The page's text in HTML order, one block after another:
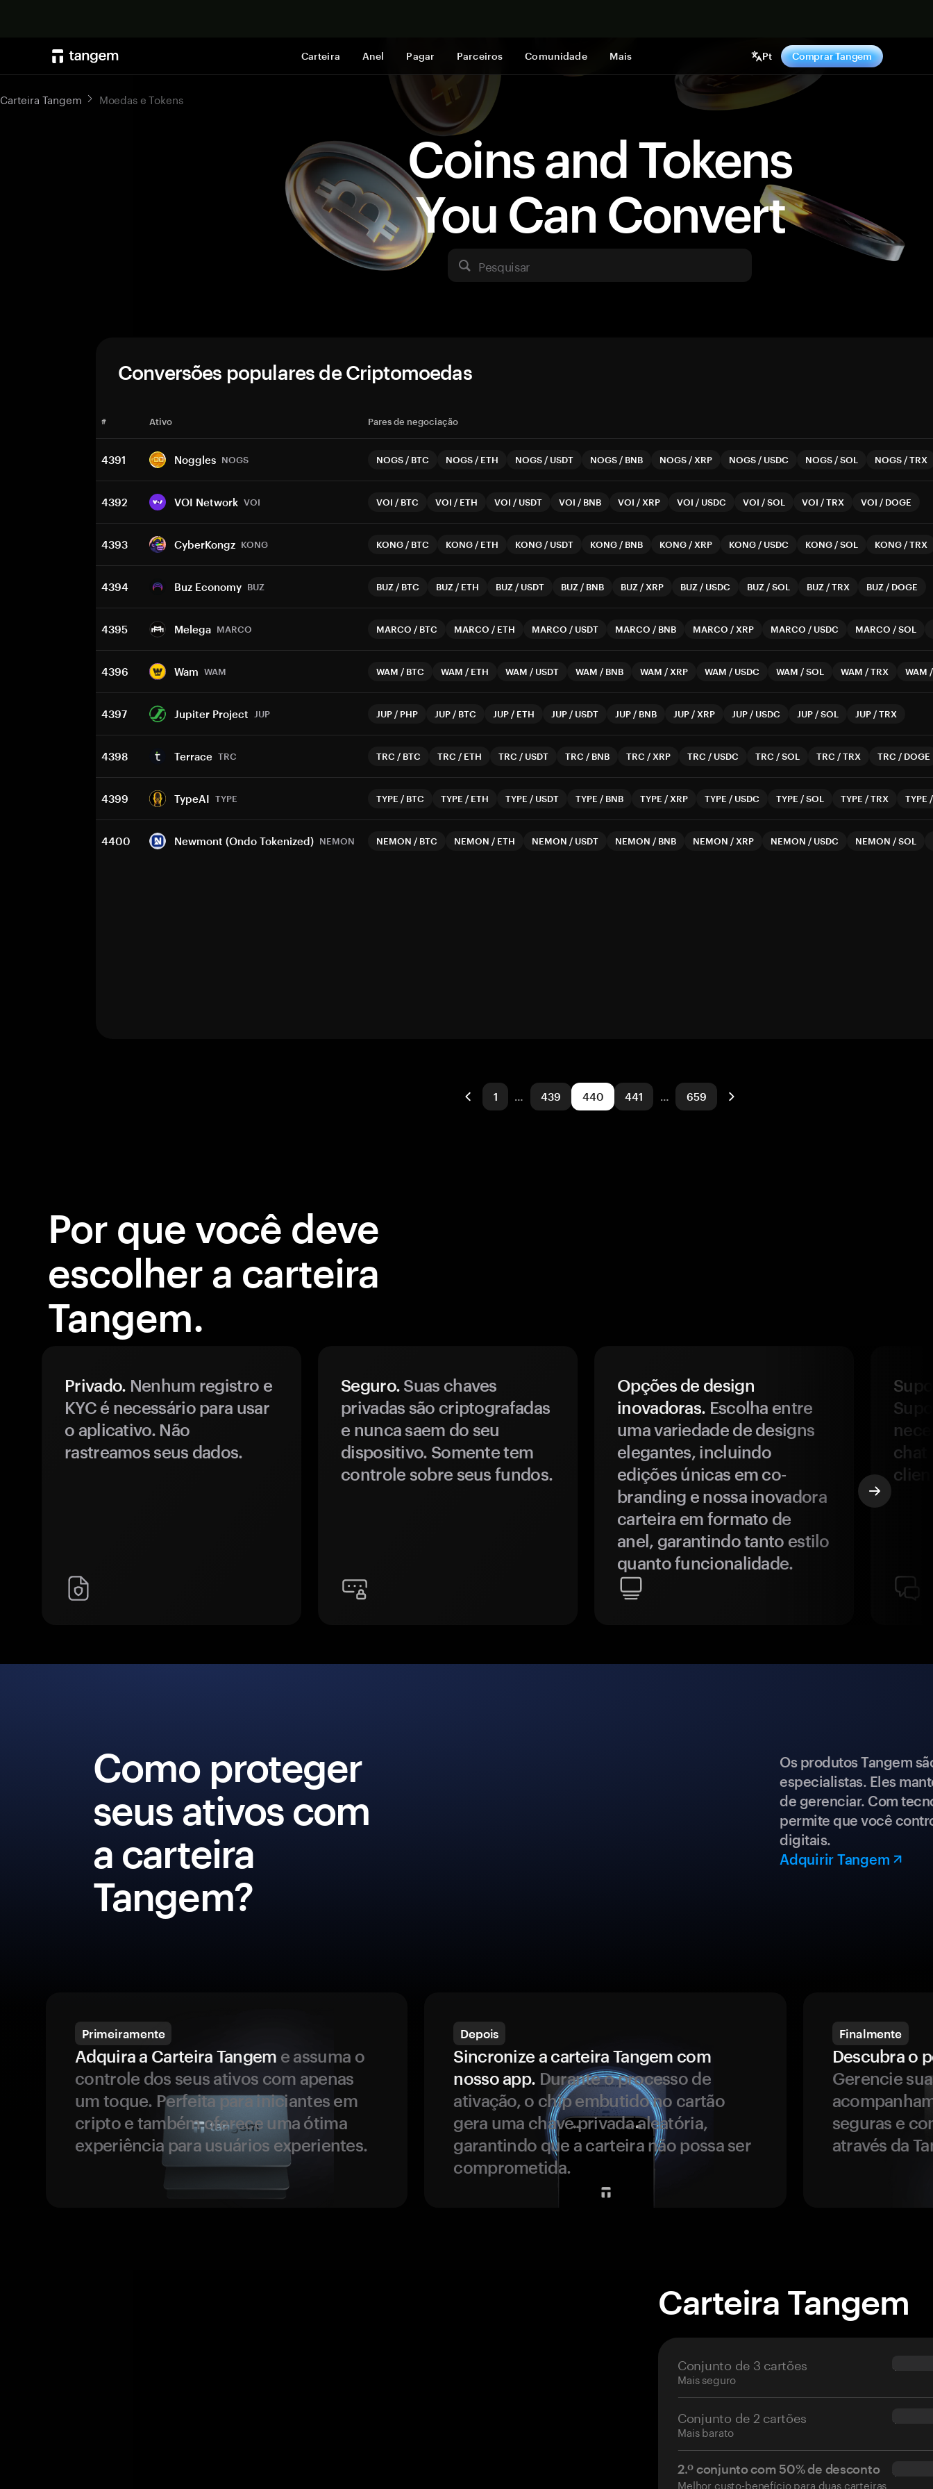
Carteira Anel Pagar Parceiros Comunidade Mais Pt Comprar Tangem
Coins and Tokens
You Can Convert
Pesquisar
Carteira Tangem Moedas e Tokens
Conversões populares de Criptomoedas
# Ativo Pares de negociação
4391 Noggles NOGS NOGS / BTC NOGS / ETH NOGS / USDT NOGS / BNB NOGS / XRP NOGS / USDC NOGS /SOL NOGS /TRX
4392 VOI Network VOI VOI / BTC VOI / ETH VOI / USDT VOI / BNB VOI / XRP VOI / USDC VOI /SOL VOI /TRX VOI / DOGE
4393 CyberKongz KONG KONG / BTC KONG / ETH KONG / USDT KONG / BNB KONG / XRP KONG / USDC KONG /SOL KONG /TRX
4394 Buz Economy BUZ BUZ / BTC BUZ / ETH BUZ / USDT BUZ / BNB BUZ / XRP BUZ / USDC BUZ /SOL BUZ /TRX BUZ / DOGE
4395 Melega MARCO MARCO / BTC MARCO / ETH MARCO / USDT MARCO / BNB MARCO / XRP MARCO / USDC MARCO /SOL
4396 Wam WAM WAM / BTC WAM / ETH WAM / USDT WAM / BNB WAM / XRP WAM / USDC WAM /SOL WAM /TRX WAM
4397 Jupiter Project JUP JUP / PHP JUP / BTC JUP / ETH JUP / USDT JUP / BNB JUP / XRP JUP / USDC JUP /SOL JUP /TRX
4398 Terrace TRC TRC / BTC TRC / ETH TRC / USDT TRC / BNB TRC / XRP TRC / USDC TRC /SOL TRC /TRX TRC / DOGE
4399 TypeAI TYPE TYPE / BTC TYPE / ETH TYPE / USDT TYPE / BNB TYPE / XRP TYPE / USDC TYPE /SOL TYPE /TRX TYPE
4400 Newmont (Ondo Tokenized) NEMON NEMON / BTC NEMON / ETH NEMON / USDT NEMON / BNB NEMON / XRP NEMON / USDC NEMON /SOL
1 … 439 440 441 … 659
Por que você deve
escolher a carteira
Tangem.
Privado. Nenhum registro e
KYC é necessário para usar
o aplicativo. Não
rastreamos seus dados.
Seguro. Suas chaves
privadas são criptografadas
e nunca saem do seu
dispositivo. Somente tem
controle sobre seus fundos.
Opções de design
inovadoras. Escolha entre
uma variedade de designs
elegantes, incluindo
edições únicas em co-
branding e nossa inovadora
carteira em formato de
anel, garantindo tanto estilo
quanto funcionalidade.
chat
Como proteger
seus ativos com
a carteira
Tangem?
Os produtos Tangem
especialistas. Eles
de gerenciar. Com
permite que você
digitais.
Adquirir Tangem
Primeiramente
Adquira a Carteira Tangem e assuma o
controle dos seus ativos com apenas
um toque. Perfeita para iniciantes em
cripto e também oferece uma ótima
experiência para usuários experientes.
Depois
Sincronize a carteira Tangem com
nosso app. Durante o processo de
ativação, o chip embutido no cartão
gera uma chave privada aleatória,
garantindo que a carteira não possa ser
comprometida.
Finalmente
Descubra o
Gerencie
seguras e
através da
Carteira Tangem
Conjunto de 3 cartões
Mais seguro
$69.90
Conjunto de 2 cartões
Mais barato
$54.90
2.º conjunto com 50% de desconto
Melhor custo-benefício para duas carteiras
$34.95